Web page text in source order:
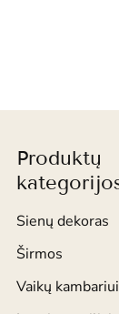
Produktų
Sienų dekoras
Širmos
Vaikų kambariui